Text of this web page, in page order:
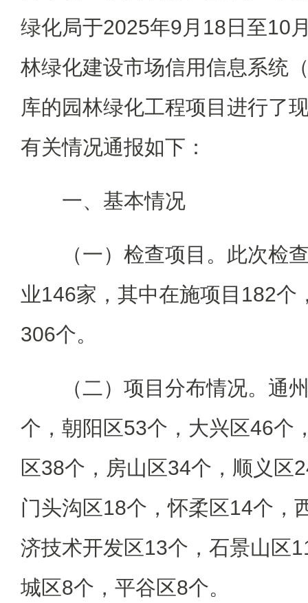
绿化局于2025年9月18日至10
林绿化建设市场信用信息系统
库的园林绿化工程项目进行了
有关情况通报如下：
一、基本情况
（一）检查项目。此次检
业146家，其中在施项目182个
306个。
（二）项目分布情况。通
个，朝阳区53个，大兴区46个
区38个，房山区34个，顺义区
门头沟区18个，怀柔区14个，
济技术开发区13个，石景山区
城区8个，平谷区8个。